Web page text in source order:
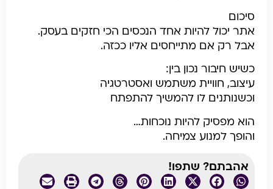
סיכום
אתר יכול להיות אחד הנכסים הכי חזקים בעסק.
אבל רק אם מתייחסים אליו ככזה.
כשיש חיבור נכון בין:
עיצוב, חוויית משתמש ואסטרטגיה
וכשנותנים לו להמשיך להתפתח
הוא מפסיק להיות נוכחות…
והופך למנוע צמיחה.
אהבתם? שתפו!